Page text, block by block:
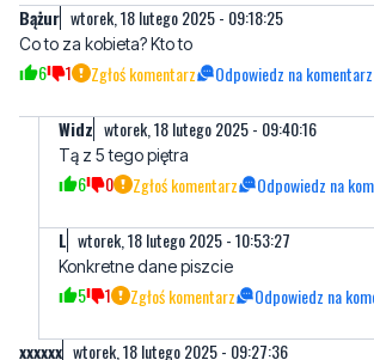
Widz wtorek, 18 lutego 2025 - 09:40:16
Tą z 5 tego piętra
L wtorek, 18 lutego 2025 - 10:53:27
Konkretne dane piszcie
xxxxxx wtorek, 18 lutego 2025 - 09:27:36
w areszcie a potem w wie3zieniu się nią